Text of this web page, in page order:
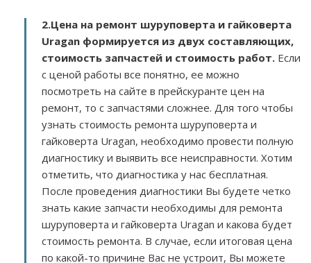
2.Цена на ремонт шуруповерта и гайковерта
Uragan формируется из двух составляющих,
стоимость запчастей и стоимость работ. Если
с ценой работы все понятно, ее можно
посмотреть на сайте в прейскуранте цен на
ремонт, то с запчастями сложнее. Для того чтобы
узнать стоимость ремонта шуруповерта и
гайковерта Uragan, необходимо провести полную
диагностику и выявить все неисправности. Хотим
отметить, что диагностика у нас бесплатная.
После проведения диагностики Вы будете четко
знать какие запчасти необходимы для ремонта
шуруповерта и гайковерта Uragan и какова будет
стоимость ремонта. В случае, если итоговая цена
по какой-то причине Вас не устроит, Вы можете